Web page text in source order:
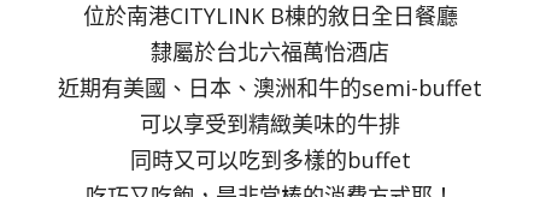
位於南港CITYLINK B棟的敘日全日餐廳
隸屬於台北六福萬怡酒店
近期有美國、日本、澳洲和牛的semi-buffet
可以享受到精緻美味的牛排
同時又可以吃到多樣的buffet